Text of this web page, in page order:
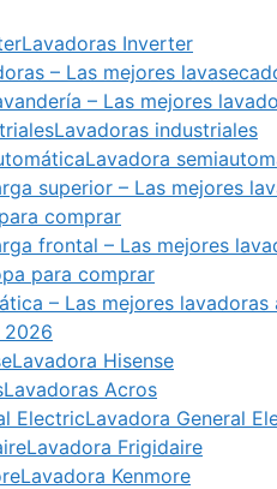
Lavadoras Inverter
Lavadoras industriales
Lavadora
comprar
para comprar
2026
Lavadora Hisense
Lavadoras Acros
Lavadora General
Lavadora Frigidaire
Lavadora Kenmore